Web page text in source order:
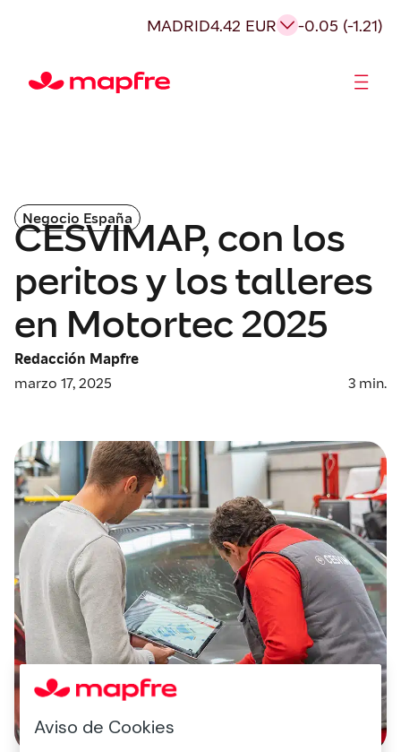
MADRID4.42 EUR -0.05 (-1.21)
Negocio España
CESVIMAP, con los
peritos y los talleres
en Motortec 2025
Redacción Mapfre
marzo 17, 2025
3 min.
Aviso de Cookies